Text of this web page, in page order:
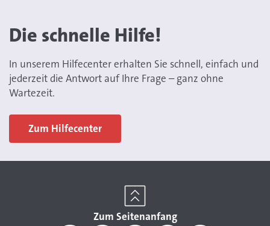
Die schnelle Hilfe!
In unserem Hilfecenter erhalten Sie schnell, einfach und
jederzeit die Antwort auf Ihre Frage – ganz ohne
Wartezeit.
Zum Hilfecenter
Zum Seitenanfang